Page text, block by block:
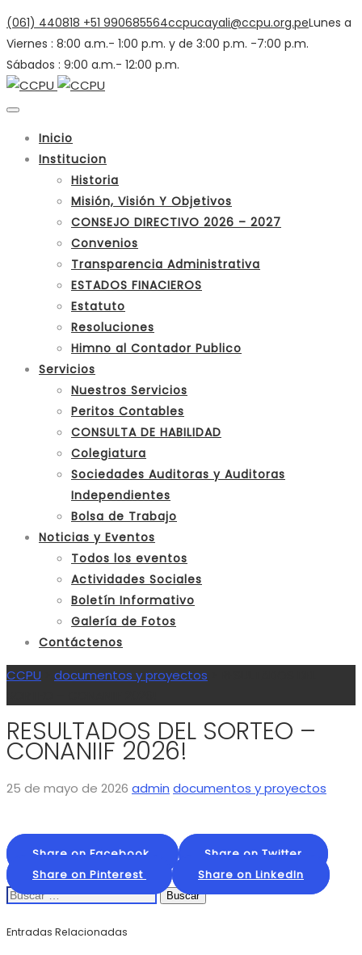
(061) 440818 +51 990685564ccpucayali@ccpu.org.peLunes a
Viernes : 8:00 a.m.- 1:00 p.m. y de 3:00 p.m. -7:00 p.m.
Sábados : 9:00 a.m.- 12:00 p.m.
Inicio
Institucion
Historia
Misión, Visión Y Objetivos
CONSEJO DIRECTIVO 2026 – 2027
Convenios
Transparencia Administrativa
ESTADOS FINACIEROS
Estatuto
Resoluciones
Himno al Contador Publico
Servicios
Nuestros Servicios
Peritos Contables
CONSULTA DE HABILIDAD
Colegiatura
Sociedades Auditoras y Auditoras
Independientes
Bolsa de Trabajo
Noticias y Eventos
Todos los eventos
Actividades Sociales
Boletín Informativo
Galería de Fotos
Contáctenos
CCPU documentos y proyectos
RESULTADOS DEL SORTEO –
CONANIIF 2026!
25 de mayo de 2026 admin documentos y proyectos
Share on Facebook
Share on Twitter
Share on Pinterest
Share on LinkedIn
Buscar:
Entradas Relacionadas